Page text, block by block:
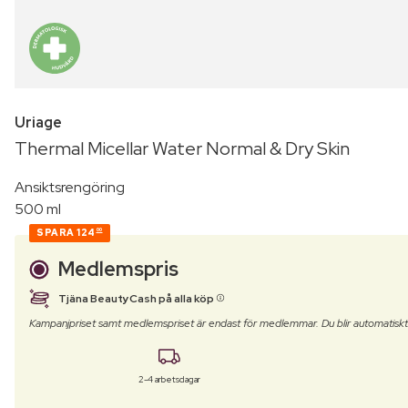
Uriage
Thermal Micellar Water Normal & Dry Skin
Ansiktsrengöring
500 ml
SPARA 124 00
Medlemspris
Tjäna BeautyCash på alla köp
Kampanjpriset samt medlemspriset är endast för medlemmar. Du blir
2-4 arbetsdagar